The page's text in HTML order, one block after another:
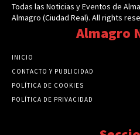
Todas las Noticias y Eventos de
Almagro (Ciudad Real). All rights
Almagro
INICIO
CONTACTO Y PUBLICIDAD
POLÍTICA DE COOKIES
POLÍTICA DE PRIVACIDAD